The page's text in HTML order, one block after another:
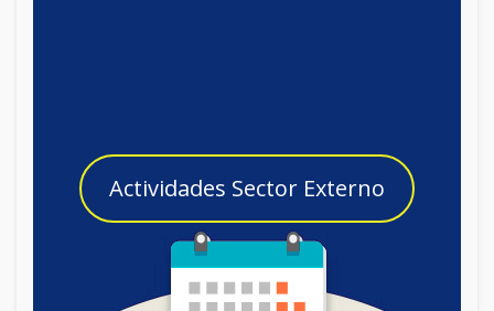
Actividades Sector Externo